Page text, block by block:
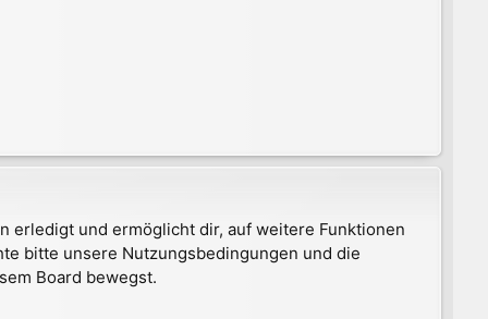
erledigt und ermöglicht dir, auf weitere Funktionen
bitte unsere Nutzungsbedingungen und die
Board bewegst.